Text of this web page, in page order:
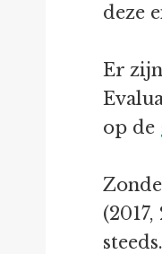
deze
Er
op de